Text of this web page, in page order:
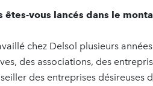
vous lancés dans le
chez Delsol plusieurs
des associations, des
des entreprises désireuses